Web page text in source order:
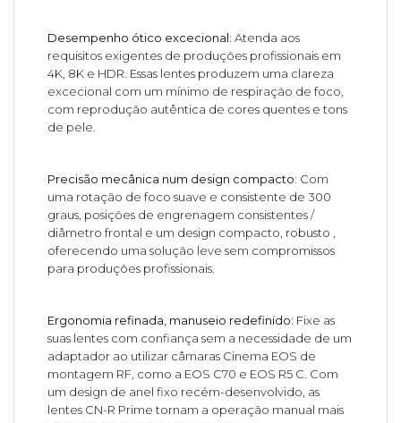
Desempenho ótico excecional: Atenda aos
requisitos exigentes de produções profissionais em
4K, 8K e HDR. Essas lentes produzem uma clareza
excecional com um mínimo de respiração de foco,
com reprodução autêntica de cores quentes e tons
de pele.
Precisão mecânica num design compacto: Com
uma rotação de foco suave e consistente de 300
graus, posições de engrenagem consistentes /
diâmetro frontal e um design compacto, robusto ,
oferecendo uma solução leve sem compromissos
para produções profissionais.
Ergonomia refinada, manuseio redefinido: Fixe as
suas lentes com confiança sem a necessidade de um
adaptador ao utilizar câmaras Cinema EOS de
montagem RF, como a EOS C70 e EOS R5 C. Com
um design de anel fixo recém-desenvolvido, as
lentes CN-R Prime tornam a operação manual mais